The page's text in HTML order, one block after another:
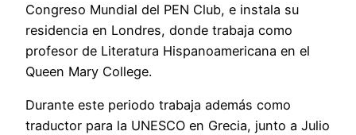
Congreso Mundial del PEN Club, e instala su
residencia en Londres, donde trabaja como
profesor de Literatura Hispanoamericana en el
Queen Mary College.
Durante este periodo trabaja además como
traductor para la UNESCO en Grecia, junto a Julio